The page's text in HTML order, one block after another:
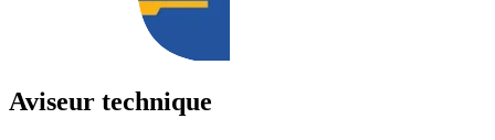
Aviseur technique